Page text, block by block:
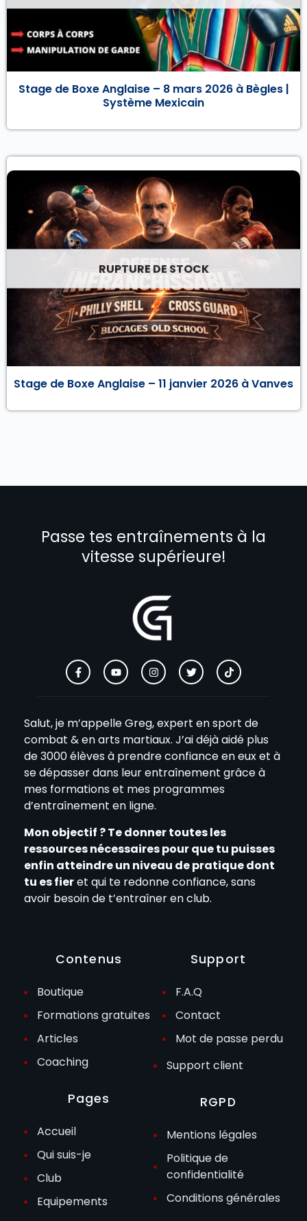
Stage de Boxe Anglaise – 8 mars 2026 à Bègles |
Système Mexicain
RUPTURE DE STOCK
Stage de Boxe Anglaise – 11 janvier 2026 à Vanves
Passe tes entraînements à la
vitesse supérieure!
Salut, je m’appelle Greg, expert en sport de
combat & en arts martiaux. J’ai déjà aidé plus
de 3000 élèves à prendre confiance en eux et à
se dépasser dans leur entraînement grâce à
mes formations et mes programmes
d’entraînement en ligne.
Mon objectif ? Te donner toutes les
ressources nécessaires pour que tu puisses
enfin atteindre un niveau de pratique dont
tu es fieret qui te redonne confiance, sans
avoir besoin de t’entraîner en club.
Contenus
Boutique
Formations gratuites
Articles
Coaching
Pages
Accueil
Qui suis-je
Club
Equipements
Support
F.A.Q
Contact
Mot de passe perdu
Support client
RGPD
Mentions légales
Politique de
confidentialité
Conditions générales